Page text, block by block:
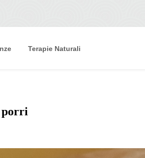
Terapie Naturali
porri